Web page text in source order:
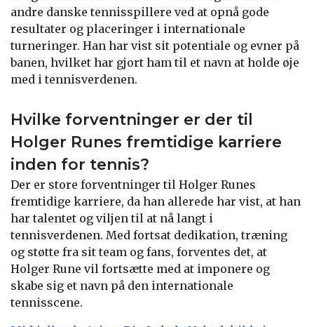
andre danske tennisspillere ved at opnå gode
resultater og placeringer i internationale
turneringer. Han har vist sit potentiale og evner på
banen, hvilket har gjort ham til et navn at holde øje
med i tennisverdenen.
Hvilke forventninger er der til
Holger Runes fremtidige karriere
inden for tennis?
Der er store forventninger til Holger Runes
fremtidige karriere, da han allerede har vist, at han
har talentet og viljen til at nå langt i
tennisverdenen. Med fortsat dedikation, træning
og støtte fra sit team og fans, forventes det, at
Holger Rune vil fortsætte med at imponere og
skabe sig et navn på den internationale
tennisscene.